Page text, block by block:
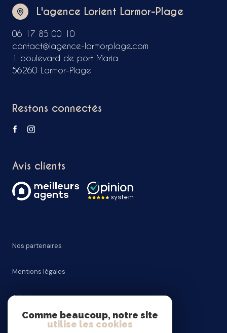
L'agence Lorient Larmor-Plage
06 17 85 00 10
contact@lagence-larmorplage.com
1 boulevard de port Maria
56260 Larmor-Plage
Restons connectés
Avis clients
Nos partenaires
Mentions légales
Admin
Nos honoraires
Comme beaucoup, notre site
utilise les cookies